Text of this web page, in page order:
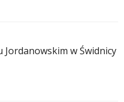
w Świdnicy